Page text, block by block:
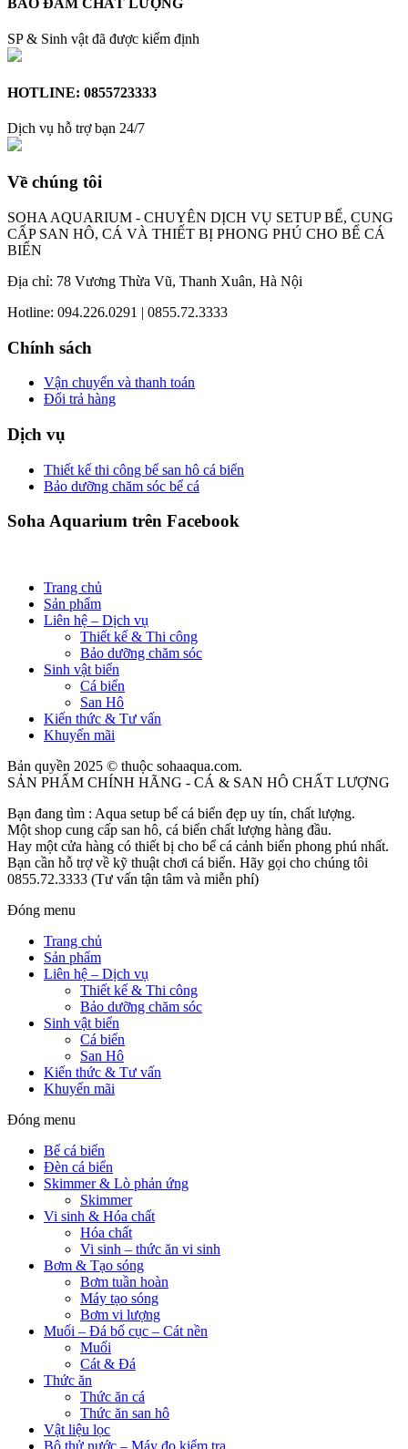
SP & Sinh vật đã được kiểm định
HOTLINE: 0855723333
Dịch vụ hỗ trợ bạn 24/7
Về chúng tôi
SOHA AQUARIUM - CHUYÊN DỊCH VỤ SETUP BỂ, CUNG
CẤP SAN HÔ, CÁ VÀ THIẾT BỊ PHONG PHÚ CHO BỂ CÁ
BIỂN
Địa chỉ: 78 Vương Thừa Vũ, Thanh Xuân, Hà Nội
Hotline: 094.226.0291 | 0855.72.3333
Chính sách
Vận chuyển và thanh toán
Đổi trả hàng
Dịch vụ
Thiết kế thi công bể san hô cá biển
Bảo dưỡng chăm sóc bể cá
Soha Aquarium trên Facebook
Trang chủ
Sản phẩm
Liên hệ – Dịch vụ
Thiết kế & Thi công
Bảo dưỡng chăm sóc
Sinh vật biển
Cá biển
San Hô
Kiến thức & Tư vấn
Khuyến mãi
Bản quyền 2025 © thuộc sohaaqua.com.
SẢN PHẨM CHÍNH HÃNG - CÁ & SAN HÔ CHẤT LƯỢNG
Bạn đang tìm : Aqua setup bể cá biển đẹp uy tín, chất lượng.
Một shop cung cấp san hô, cá biển chất lượng hàng đầu.
Hay một cửa hàng có thiết bị cho bể cá cảnh biển phong phú nhất.
Bạn cần hỗ trợ về kỹ thuật chơi cá biển. Hãy gọi cho chúng tôi
0855.72.3333 (Tư vấn tận tâm và miễn phí)
Đóng menu
Trang chủ
Sản phẩm
Liên hệ – Dịch vụ
Thiết kế & Thi công
Bảo dưỡng chăm sóc
Sinh vật biển
Cá biển
San Hô
Kiến thức & Tư vấn
Khuyến mãi
Đóng menu
Bể cá biển
Đèn cá biển
Skimmer & Lò phản ứng
Skimmer
Vi sinh & Hóa chất
Hóa chất
Vi sinh – thức ăn vi sinh
Bơm & Tạo sóng
Bơm tuần hoàn
Máy tạo sóng
Bơm vi lượng
Muối – Đá bố cục – Cát nền
Muối
Cát & Đá
Thức ăn
Thức ăn cá
Thức ăn san hô
Vật liệu lọc